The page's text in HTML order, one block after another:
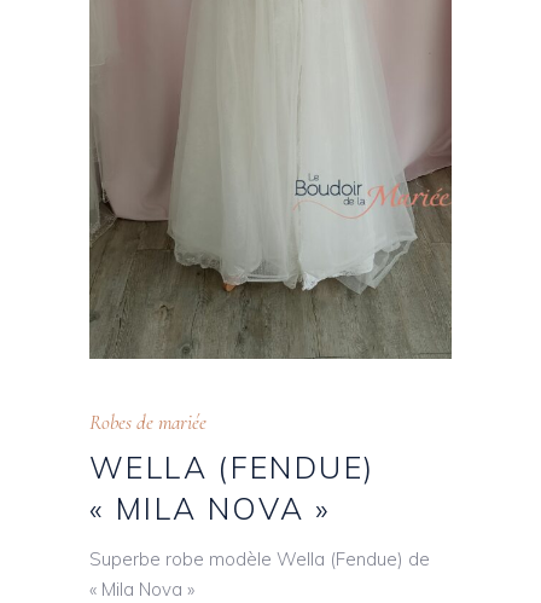
Robes de mariée
WELLA (FENDUE)
« MILA NOVA »
Superbe robe modèle Wella (Fendue) de
« Mila Nova »